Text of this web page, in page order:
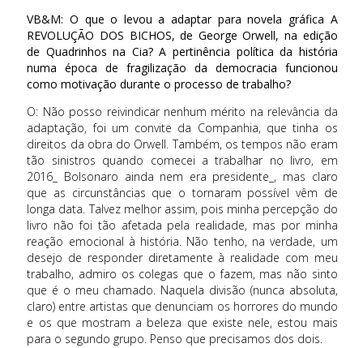
VB&M: O que o levou a adaptar para novela gráfica A
REVOLUÇÃO DOS BICHOS, de George Orwell, na edição
de Quadrinhos na Cia? A pertinência política da história
numa época de fragilização da democracia funcionou
como motivação durante o processo de trabalho?
O: Não posso reivindicar nenhum mérito na relevância da
adaptação, foi um convite da Companhia, que tinha os
direitos da obra do Orwell. Também, os tempos não eram
tão sinistros quando comecei a trabalhar no livro, em
2016_ Bolsonaro ainda nem era presidente_, mas claro
que as circunstâncias que o tornaram possível vêm de
longa data. Talvez melhor assim, pois minha percepção do
livro não foi tão afetada pela realidade, mas por minha
reação emocional à história. Não tenho, na verdade, um
desejo de responder diretamente à realidade com meu
trabalho, admiro os colegas que o fazem, mas não sinto
que é o meu chamado. Naquela divisão (nunca absoluta,
claro) entre artistas que denunciam os horrores do mundo
e os que mostram a beleza que existe nele, estou mais
para o segundo grupo. Penso que precisamos dos dois.